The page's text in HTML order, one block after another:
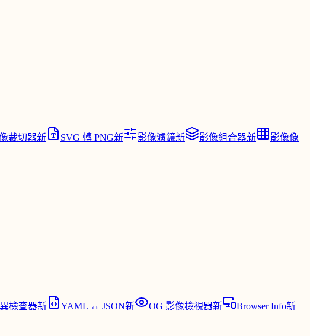
裁切器新 SVG 轉 PNG新 影像濾鏡新 影像組合器新
影像像
檢查器新 YAML ↔ JSON新 OG 影像檢視器新 Browser Info新